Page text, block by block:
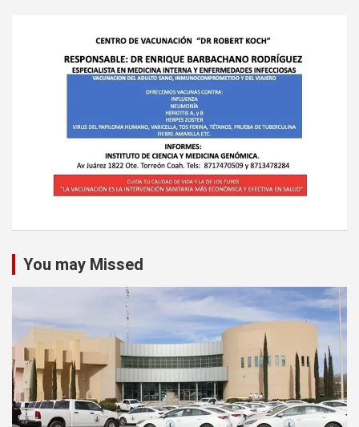
You may Missed